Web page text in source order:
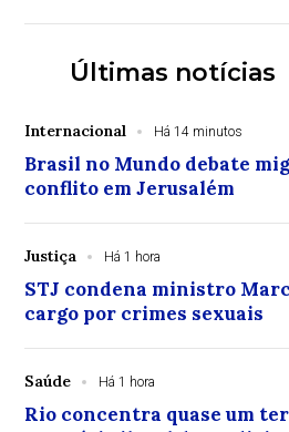
Últimas notícias
Internacional Há 14 minutos
Brasil no Mundo debate
conflito em Jerusalém
Justiça Há 1 hora
STJ condena ministro
cargo por crimes sexuais
Saúde Há 1 hora
Rio concentra quase um